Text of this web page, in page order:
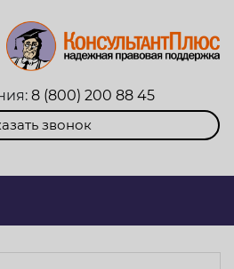
8 (800) 200 88 45
звонок